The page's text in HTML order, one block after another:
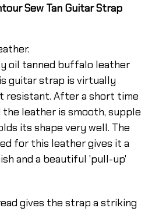
Sew Tan Guitar Strap
oil tanned buffalo leather
guitar strap is virtually
resistant. After a short time
leather is smooth, supple
its shape very well. The
for this leather gives it a
and a beautiful 'pull-up'
gives the strap a striking